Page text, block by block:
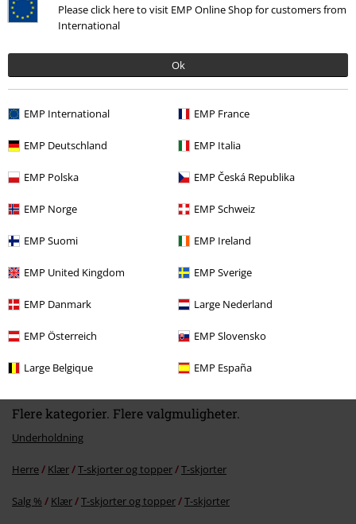
Please click here to visit EMP Online Shop for customers from
International
Ok
EMP International EMP France
EMP Deutschland EMP Italia
EMP Polska EMP Česká Republika
EMP Norge EMP Schweiz
EMP Suomi EMP Ireland
EMP United Kingdom EMP Sverige
EMP Danmark Large Nederland
EMP Österreich EMP Slovensko
Large Belgique EMP España
Siste besøk
Flere kategorier. Flere valgmuligheter.
Underholdning
Herre Klær T-skjorter og topper T-skjorter
Salg % Klær T-skjorter og topper T-skjorter